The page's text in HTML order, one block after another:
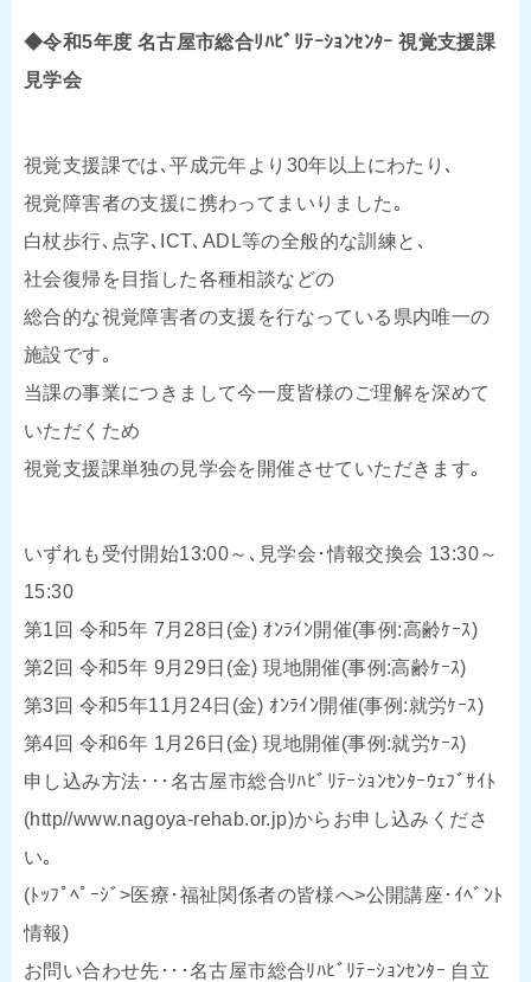
◆令和5年度 名古屋市総合ﾘﾊﾋﾞﾘﾃｰｼｮﾝｾﾝﾀｰ 視覚支援課
見学会
視覚支援課では､平成元年より30年以上にわたり､
視覚障害者の支援に携わってまいりました｡
白杖歩行､点字､ICT､ADL等の全般的な訓練と､
社会復帰を目指した各種相談などの
総合的な視覚障害者の支援を行なっている県内唯一の
施設です｡
当課の事業につきまして今一度皆様のご理解を深めて
いただくため
視覚支援課単独の見学会を開催させていただきます｡
いずれも受付開始13:00～､見学会･情報交換会 13:30～
15:30
第1回 令和5年 7月28日(金) ｵﾝﾗｲﾝ開催(事例:高齢ｹｰｽ)
第2回 令和5年 9月29日(金) 現地開催(事例:高齢ｹｰｽ)
第3回 令和5年11月24日(金) ｵﾝﾗｲﾝ開催(事例:就労ｹｰｽ)
第4回 令和6年 1月26日(金) 現地開催(事例:就労ｹｰｽ)
申し込み方法･･･名古屋市総合ﾘﾊﾋﾞﾘﾃｰｼｮﾝｾﾝﾀｰｳｪﾌﾞｻｲﾄ
(http//www.nagoya-rehab.or.jp)からお申し込みくださ
い｡
(ﾄｯﾌﾟﾍﾟｰｼﾞ>医療･福祉関係者の皆様へ>公開講座･ｲﾍﾞﾝﾄ
情報)
お問い合わせ先･･･名古屋市総合ﾘﾊﾋﾞﾘﾃｰｼｮﾝｾﾝﾀｰ 自立